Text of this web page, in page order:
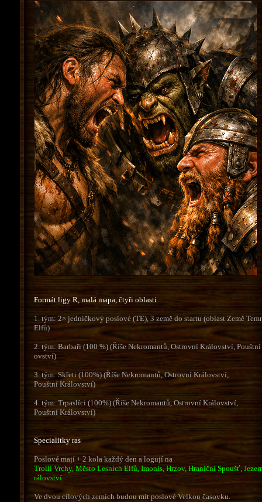
Formát ligy R, malá mapa, čtyři oblasti
1. tým: 2× jedničkový poslové (TE), 3 země do startu (oblast Země
Elfů)
2. tým: Barbaři (100 %) (Říše Nekromantů, Ostrovní Království,
ovství)
3. tým: Skřeti (100%) (Říše Nekromantů, Ostrovní Království,
Pouštní Království)
4. tým: Trpaslíci (100%) (Říše Nekromantů, Ostrovní Království,
Pouštní Království)
Specialitky ras
Poslové mají + 2 kola každý den a logují na
Trollí Vrchy, Město Lesních Elfů, Imonis, Hrzov, Hraniční Spoušť,
rálovství.
Ve dvou cílových zemích budou mít poslové Velkou časovku.